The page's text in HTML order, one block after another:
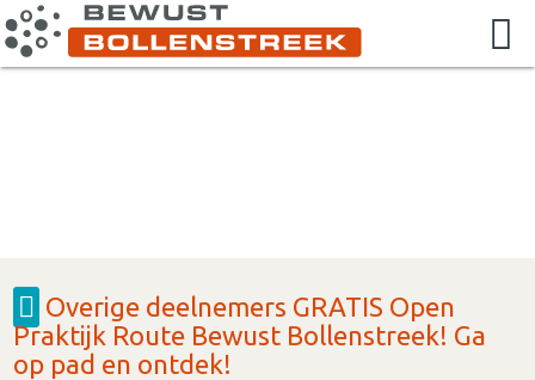
Overige deelnemers GRATIS Open
Praktijk Route Bewust Bollenstreek! Ga
op pad en ontdek!